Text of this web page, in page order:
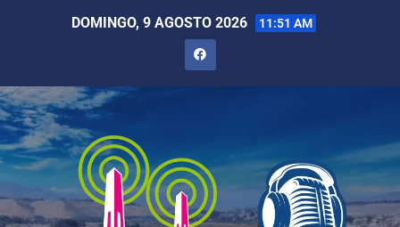
DOMINGO, 9 AGOSTO 2026 11:51 AM